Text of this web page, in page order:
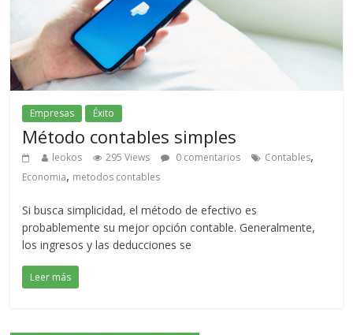
Empresas Éxito
Método contables simples
leokos 295 Views 0 comentarios Contables,
Economia, metodos contables
Si busca simplicidad, el método de efectivo es
probablemente su mejor opción contable. Generalmente,
los ingresos y las deducciones se
Leer más